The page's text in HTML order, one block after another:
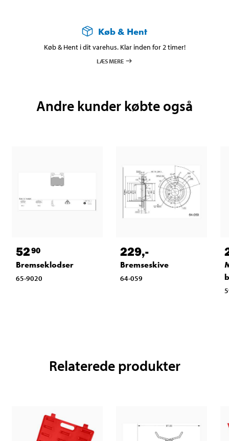
Køb & Hent
Køb & Hent i dit varehus. Klar inden for 2 timer!
LÆS MERE
Andre kunder købte også
5290
Bremseklodser
65-9020
229,-
Bremseskive
64-059
Relaterede produkter